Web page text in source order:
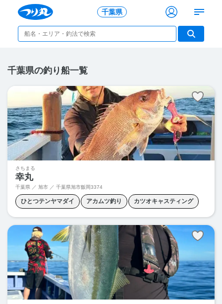
千葉県
千葉県の釣り船一覧
さちまる
幸丸
千葉県 ／ 旭市 ／ 千葉県旭市飯岡3374
ひとつテンヤマダイ アカムツ釣り カツオキャスティング
キャスティング シロギス釣り ジギング ヒラメ釣り
フグ釣り マグロキャスティング マハタ釣り
ヤリイカ釣り 青物ジギング